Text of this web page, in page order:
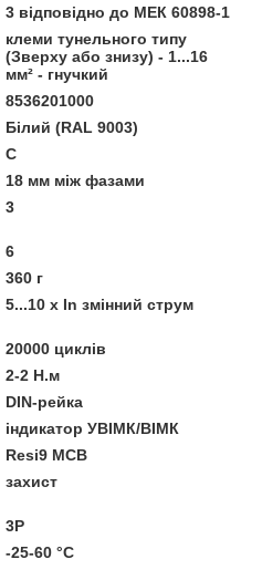
3 відповідно до МЕК 60898-1
клеми тунельного типу
(Зверху або знизу) - 1...16
мм² - гнучкий
8536201000
Білий (RAL 9003)
C
18 мм між фазами
3
6
360 г
5...10 x In змінний струм
20000 циклів
2-2 Н.м
DIN-рейка
iндикатор УВІМК/ВІМК
Resi9 MCB
захист
3P
-25-60 °C